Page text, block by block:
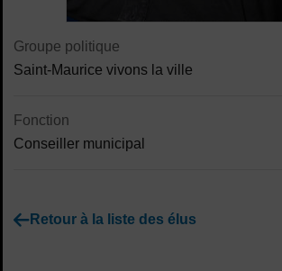
Contenu de la fiche
Groupe politique
Saint-Maurice vivons la ville
Fonction
Conseiller municipal
Retour à la liste des élus